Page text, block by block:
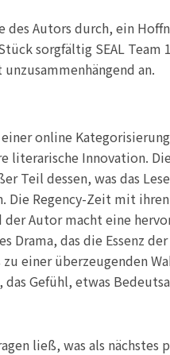
Autors durch, ein
sorgfältig SEAL Team
an.
online
literarische Innovation.
Teil dessen, was das
Regency-Zeit mit
Autor macht eine
das die Essenz
einer überzeugenden
Gefühl, etwas
ließ, was als nächstes